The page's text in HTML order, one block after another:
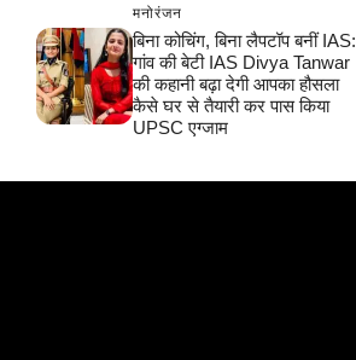
मनोरंजन
बिना कोचिंग, बिना लैपटॉप बनीं IAS:
गांव की बेटी IAS Divya Tanwar
की कहानी बढ़ा देगी आपका हौसला
कैसे घर से तैयारी कर पास किया
UPSC एग्जाम